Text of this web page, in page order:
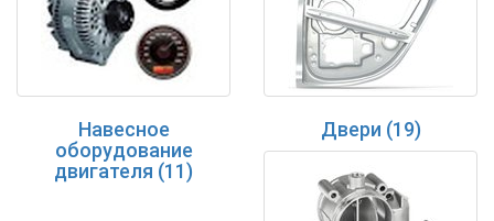
Навесное
оборудование
двигателя (11)
Двери (19)